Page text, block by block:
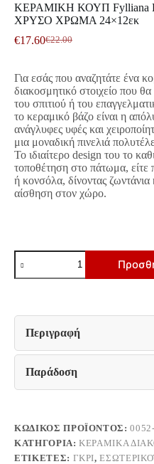
ΚΕΡΑΜΙΚΗ ΚΟΥΠ Fylliana
ΧΡΥΣΟ ΧΡΩΜΑ 24×12εκ
€22.00
Original
was:
€22.00.
€17.60Η
τιμή
είναι:
€17.60.
Για εσάς που αναζητάτε ένα
διακοσμητικό στοιχείο που
του σπιτιού ή του
το κεραμικό βάζο είναι η
ανάγλυφες υφές και
μια μοναδική πινελιά
Το ιδιαίτερο design του το
τοποθέτηση στο πάτωμα,
ή κονσόλα, δίνοντας ζωντάνια
αίσθηση στον χώρο.
ΚΕΡΑΜΙΚΗ
ΚΟΥΠ
Fylliana
ΓΚΡΙ-
ΧΡΥΣΟ
ΧΡΩΜΑ
24x12εκ
ποσότητα
Περιγραφή
Παράδοση
ΚΩΔΙΚΌΣ ΠΡΟΪΌΝΤΟΣ:
ΚΑΤΗΓΟΡΊΑ:ΚΕΡΑΜΙΚΆ
ΕΤΙΚΈΤΕΣ: ΓΚΡΙ,